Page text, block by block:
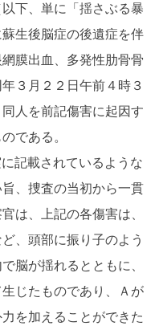
下、単に「揺さぶる暴
生後脳症の後遺症を伴
膜出血、多発性肋骨骨
３月２２日午前４時３
人を前記傷害に起因す
である。
記載されているような
、捜査の当初から一貫
は、上記の各傷害は、
、頭部に振り子のよう
脳が揺れるとともに、
じたものであり、Ａが
を加えることができた